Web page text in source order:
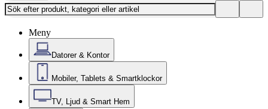
Meny
Datorer & Kontor
Mobiler, Tablets & Smartklockor
TV, Ljud & Smart Hem